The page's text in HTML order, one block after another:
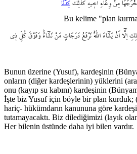
مِنْ وِعَٓاءِ اَخ۪يهِۜ كَذٰلِكَ كِدْنَا
Bu kelime "plan
اِلَّٓا اَنْ يَشَٓاءَ اللّٰهُۜ نَرْفَعُ دَرَجَاتٍ مَنْ نَشَٓاءُۜ وَفَوْقَ كُلِّ ذ۪ي
Bunun üzerine (Yusuf), kardeşinin
onların (diğer kardeşlerinin) yüklerini
onu (kayıp su kabını) kardeşinin
İşte biz Yusuf için böyle bir plan kurduk;
hariç- hükümdarın kanununa göre
tutamayacaktı. Biz dilediğimizi (layık
Her bilenin üstünde daha iyi bilen vardır.